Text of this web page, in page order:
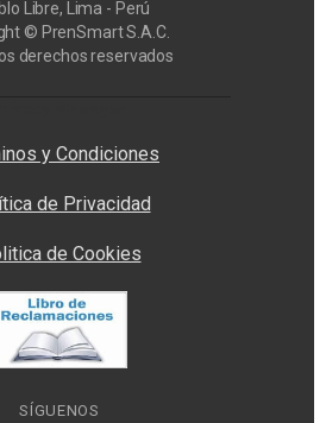
Libre, Lima - Perú
© PrenSmart S.A.C.
derechos reservados
y Condiciones
de Privacidad
de Cookies
SÍGUENOS